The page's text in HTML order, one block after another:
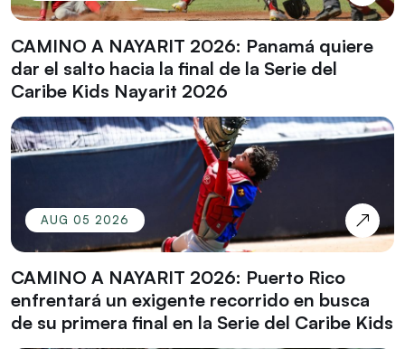
CAMINO A NAYARIT 2026: Panamá quiere
dar el salto hacia la final de la Serie del
Caribe Kids Nayarit 2026
AUG 05 2026
CAMINO A NAYARIT 2026: Puerto Rico
enfrentará un exigente recorrido en busca
de su primera final en la Serie del Caribe Kids